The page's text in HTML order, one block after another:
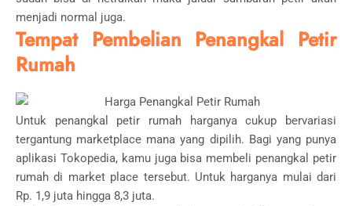
menjadi normal juga.
Tempat Pembelian Penangkal Petir
Rumah
Untuk penangkal petir rumah harganya cukup bervariasi
tergantung marketplace mana yang dipilih. Bagi yang punya
aplikasi Tokopedia, kamu juga bisa membeli penangkal petir
rumah di market place tersebut. Untuk harganya mulai dari
Rp. 1,9 juta hingga 8,3 juta.